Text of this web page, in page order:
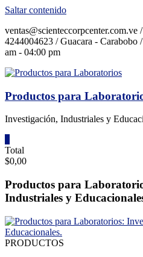
Saltar contenido
4244004623 / Guacara -
am - 04:00 pm
Productos para
Investigación, Industriales y
Total
$0,00
Productos para
Industriales y
PRODUCTOS